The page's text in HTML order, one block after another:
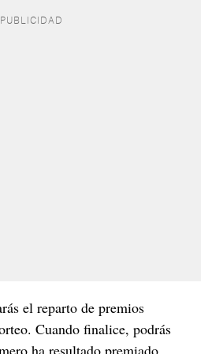
el reparto de premios
Cuando finalice, podrás
ha resultado premiado.